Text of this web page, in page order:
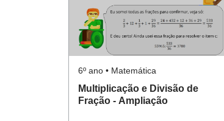
6º ano • Matemática
Multiplicação e Divisão de
Fração - Ampliação